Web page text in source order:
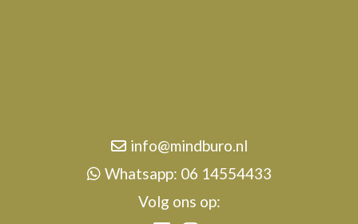
info@mindburo.nl
Whatsapp: 06 14554433
Volg ons op: